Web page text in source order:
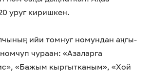
уруг киришкен.
ийи томнуг номундан аңгы-
чураан: «Азаларга
«Бажым кыргытканым», «Хой